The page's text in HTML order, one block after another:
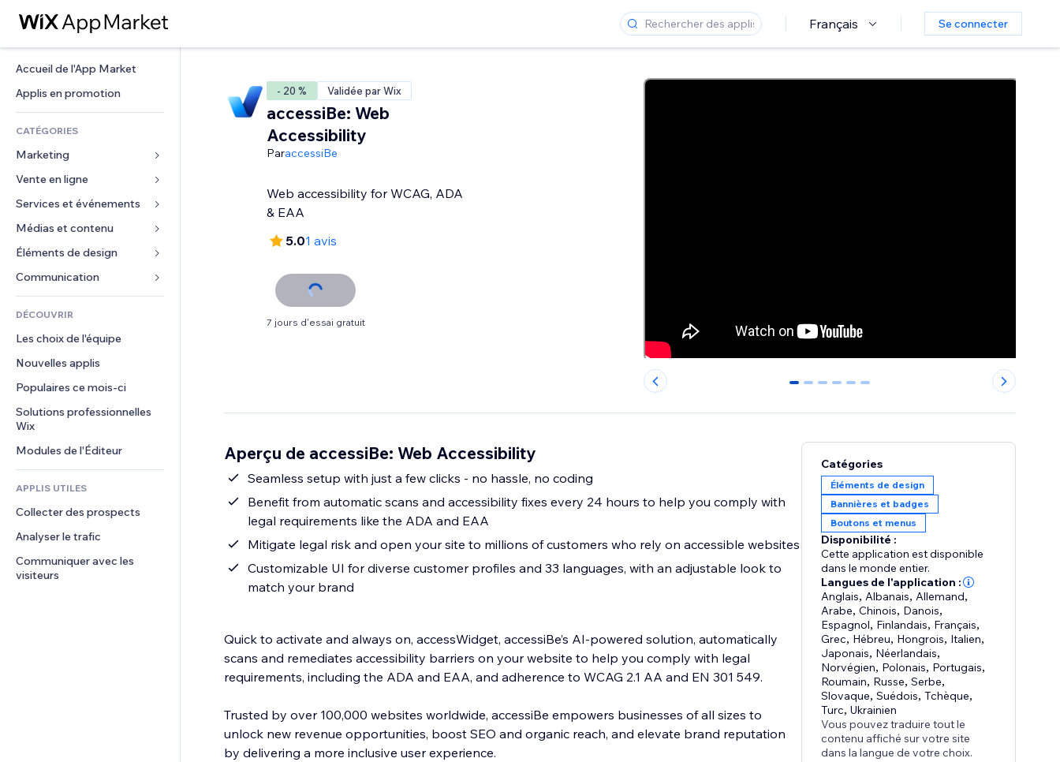
Français Se connecter
Accueil de l'App Market
Applis en promotion
CATÉGORIES
Marketing
Publicités
Mobile
Données analytiques
Réseaux sociaux
Classement de sites
E-mail
Vente en ligne
Applis pour les boutiques
Expédition et livraison
Boutons Vente
Comptabilité
Coupons et fidélisation
Solutions d'entreposage
Financement participatif
Alimentation et boissons
Services et événements
Hôtels
Événements
Restaurants
Immobilier
Réservations
Médias et contenu
Galerie
Musique
Podcasts
Photographie
Vidéo
PDF
Partage de fichiers
Actualités
Services de contenu
Effets de texte
Éléments de design
Cartes et navigation
Confidentialité
Horloge
Modèles de pages
Effets sur images
Boutons et menus
Bannières et badges
Calculateurs
Rechercher
Formulaires
Sondages
Chat
Commentaires
Téléphone
Communauté
Avis et commentaires
DÉCOUVRIR
Les choix de l'équipe
Nouvelles applis
Populaires ce mois‑ci
Solutions professionnelles
Wix
Modules de l'Éditeur
APPLIS UTILES
Collecter des prospects
Analyser le trafic
Communiquer avec les
visiteurs
- 20 % Validée par Wix
accessiBe: Web
Accessibility
ParaccessiBe
Web accessibility for WCAG, ADA
& EAA
5.01 avis
7 jours d'essai gratuit
0 1 2 3 4 5
Aperçu de accessiBe: Web Accessibility
Seamless setup with just a few clicks - no hassle, no coding
Benefit from automatic scans and accessibility fixes every 24 hours to help you comply with
legal requirements like the ADA and EAA
Mitigate legal risk and open your site to millions of customers who rely on accessible websites
Customizable UI for diverse customer profiles and 33 languages, with an adjustable look to
match your brand
Quick to activate and always on, accessWidget, accessiBe’s AI-powered solution, automatically
scans and remediates accessibility barriers on your website to help you comply with legal
requirements, including the ADA and EAA, and adherence to WCAG 2.1 AA and EN 301 549.
Trusted by over 100,000 websites worldwide, accessiBe empowers businesses of all sizes to
unlock new revenue opportunities, boost SEO and organic reach, and elevate brand reputation
by delivering a more inclusive user experience.
Catégories
Éléments de design
Bannières et badges
Boutons et menus
Disponibilité :
Cette application est disponible
dans le monde entier.
Langues de l'application :
Anglais, Albanais, Allemand,
Arabe,Chinois, Danois,
Espagnol, Finlandais, Français,
Grec, Hébreu, Hongrois, Italien,
Japonais, Néerlandais,
Norvégien, Polonais, Portugais,
Roumain, Russe,Serbe,
Slovaque,Suédois,Tchèque,
Turc,Ukrainien
Vous pouvez traduire tout le
contenu affiché sur votre site
dans la langue de votre choix.